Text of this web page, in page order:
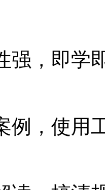
强，即学
例，使用